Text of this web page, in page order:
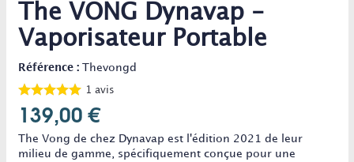
The VONG Dynavap -
Vaporisateur Portable
Référence : Thevongd
1 avis
139,00 €
The Vong de chez Dynavap est l'édition 2021 de leur
milieu de gamme, spécifiquement conçue pour une